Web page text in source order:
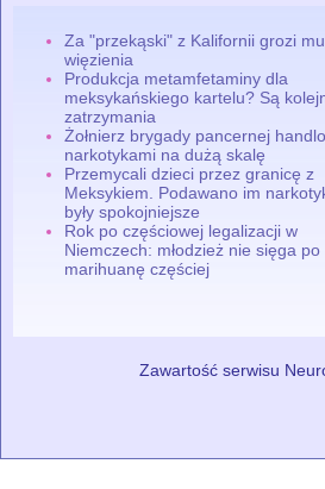
Za "przekąski" z Kalifornii grozi
więzienia
Produkcja metamfetaminy dla
meksykańskiego kartelu? Są
zatrzymania
Żołnierz brygady pancernej
narkotykami na dużą skalę
Przemycali dzieci przez granicę z
Meksykiem. Podawano im
były spokojniejsze
Rok po częściowej legalizacji w
Niemczech: młodzież nie sięga po
marihuanę częściej
Zawartość serwisu